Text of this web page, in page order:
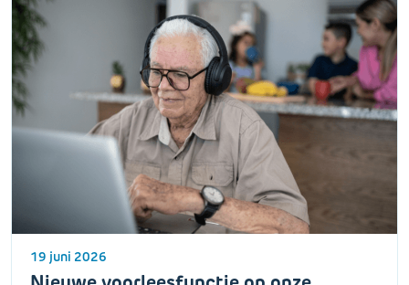
19 juni 2026